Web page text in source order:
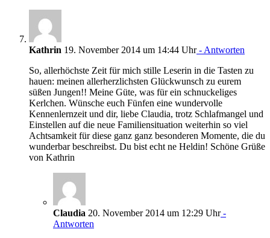
Kathrin 19. November 2014 um 14:44 Uhr- Antworten
So, allerhöchste Zeit für mich stille Leserin in die Tasten zu
hauen: meinen allerherzlichsten Glückwunsch zu eurem
süßen Jungen!! Meine Güte, was für ein schnuckeliges
Kerlchen. Wünsche euch Fünfen eine wundervolle
Kennenlernzeit und dir, liebe Claudia, trotz Schlafmangel und
Einstellen auf die neue Familiensituation weiterhin so viel
Achtsamkeit für diese ganz ganz besonderen Momente, die du
wunderbar beschreibst. Du bist echt ne Heldin! Schöne Grüße
von Kathrin
Claudia 20. November 2014 um 12:29 Uhr-
Antworten